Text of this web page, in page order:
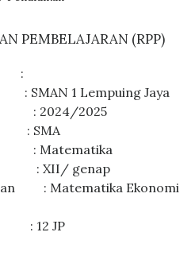
PEMBELAJARAN (RPP)
:
1 Lempuing Jaya
: 2024/2025
: SMA
: Matematika
: XII/ genap
: Matematika Ekonomi
: 12 JP